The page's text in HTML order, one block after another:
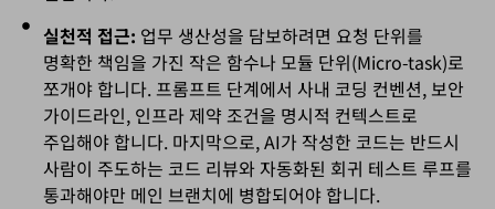
실천적 접근: 업무 생산성을 담보하려면 요청 단위를
명확한 책임을 가진 작은 함수나 모듈 단위(Micro-task)로
쪼개야 합니다. 프롬프트 단계에서 사내 코딩 컨벤션, 보안
가이드라인, 인프라 제약 조건을 명시적 컨텍스트로
주입해야 합니다. 마지막으로, AI가 작성한 코드는 반드시
사람이 주도하는 코드 리뷰와 자동화된 회귀 테스트 루프를
통과해야만 메인 브랜치에 병합되어야 합니다.